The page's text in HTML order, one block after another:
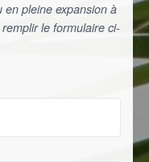
en pleine expansion à
le formulaire ci-